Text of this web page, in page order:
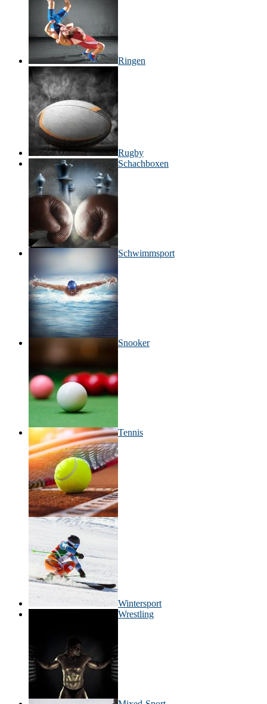
Ringen
Rugby
Schachboxen
Schwimmsport
Snooker
Tennis
Wintersport
Wrestling